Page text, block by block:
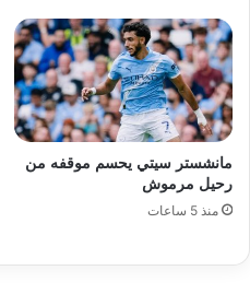
مانشستر سيتي يحسم موقفه من
رحيل مرموش
منذ 5 ساعات